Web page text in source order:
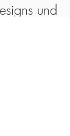
und